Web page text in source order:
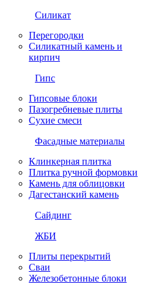
Силикат
Перегородки
Силикатный камень и
кирпич
Гипс
Гипсовые блоки
Пазогребневые плиты
Сухие смеси
Фасадные материалы
Клинкерная плитка
Плитка ручной формовки
Камень для облицовки
Дагестанский камень
Сайдинг
ЖБИ
Плиты перекрытий
Сваи
Железобетонные блоки